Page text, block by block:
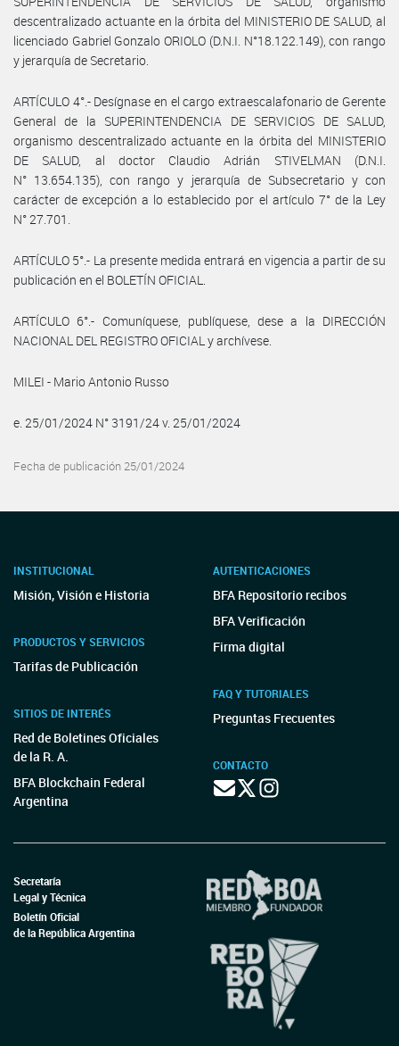
descentralizado actuante en la órbita del MINISTERIO DE SALUD, al
licenciado Gabriel Gonzalo ORIOLO (D.N.I. N°18.122.149), con rango
y jerarquía de Secretario.
ARTÍCULO 4°.- Desígnase en el cargo extraescalafonario de Gerente
General de la SUPERINTENDENCIA DE SERVICIOS DE SALUD,
organismo descentralizado actuante en la órbita del MINISTERIO
DE SALUD, al doctor Claudio Adrián STIVELMAN (D.N.I.
N° 13.654.135), con rango y jerarquía de Subsecretario y con
carácter de excepción a lo establecido por el artículo 7° de la Ley
N° 27.701.
ARTÍCULO 5°.- La presente medida entrará en vigencia a partir de su
publicación en el BOLETÍN OFICIAL.
ARTÍCULO 6°.- Comuníquese, publíquese, dese a la DIRECCIÓN
NACIONAL DEL REGISTRO OFICIAL y archívese.
MILEI - Mario Antonio Russo
e. 25/01/2024 N° 3191/24 v. 25/01/2024
Fecha de publicación 25/01/2024
INSTITUCIONAL
Misión, Visión e Historia
PRODUCTOS Y SERVICIOS
Tarifas de Publicación
SITIOS DE INTERÉS
Red de Boletines Oficiales
de la R. A.
BFA Blockchain Federal
Argentina
AUTENTICACIONES
BFA Repositorio recibos
BFA Verificación
Firma digital
FAQ Y TUTORIALES
Preguntas Frecuentes
CONTACTO
Secretaría
Legal y Técnica
Boletín Oficial
de la República Argentina